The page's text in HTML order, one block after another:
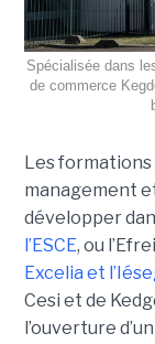
Spécialisée dans
de commerce
Les formations
management
développer
l’ESCE, ou
Excelia et
Cesi et de
l’ouverture